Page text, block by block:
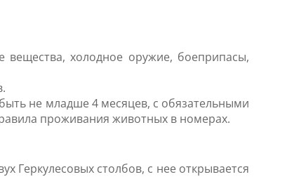
вещества, холодное оружие, боеприпасы,
не младше 4 месяцев, с обязательными
проживания животных в номерах.
Геркулесовых столбов, с нее открывается